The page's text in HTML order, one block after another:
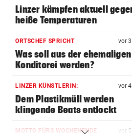
Linzer kämpfen aktuell
heiße Temperaturen
ORTSCHEF SPRICHT vor
Was soll aus der ehemaligen
Konditorei werden?
LINZER KÜNSTLERIN: vor
Dem Plastikmüll werden
klingende Beats entlockt
MOTTO FÜRS WOCHENENDE vor